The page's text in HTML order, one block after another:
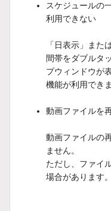
スケジュールの
利用できない
「日表示」また
間帯をダブルタ
プウィンドウが
機能が利用でき
動画ファイルを
動画ファイルの
ません。
ただし、ファイ
場合があります。